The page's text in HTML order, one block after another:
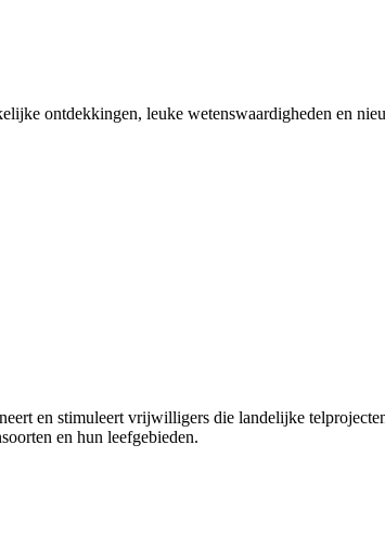
ontdekkingen, leuke wetenswaardigheden en
en stimuleert vrijwilligers die landelijke
en hun leefgebieden.